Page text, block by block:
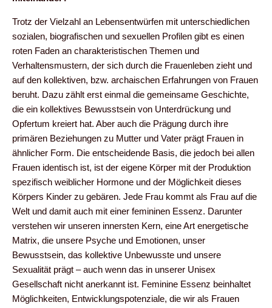
Trotz der Vielzahl an Lebensentwürfen mit unterschiedlichen
sozialen, biografischen und sexuellen Profilen gibt es einen
roten Faden an charakteristischen Themen und
Verhaltensmustern, der sich durch die Frauenleben zieht und
auf den kollektiven, bzw. archaischen Erfahrungen von Frauen
beruht. Dazu zählt erst einmal die gemeinsame Geschichte,
die ein kollektives Bewusstsein von Unterdrückung und
Opfertum kreiert hat. Aber auch die Prägung durch ihre
primären Beziehungen zu Mutter und Vater prägt Frauen in
ähnlicher Form. Die entscheidende Basis, die jedoch bei allen
Frauen identisch ist, ist der eigene Körper mit der Produktion
spezifisch weiblicher Hormone und der Möglichkeit dieses
Körpers Kinder zu gebären. Jede Frau kommt als Frau auf die
Welt und damit auch mit einer femininen Essenz. Darunter
verstehen wir unseren innersten Kern, eine Art energetische
Matrix, die unsere Psyche und Emotionen, unser
Bewusstsein, das kollektive Unbewusste und unsere
Sexualität prägt – auch wenn das in unserer Unisex
Gesellschaft nicht anerkannt ist. Feminine Essenz beinhaltet
Möglichkeiten, Entwicklungspotenziale, die wir als Frauen